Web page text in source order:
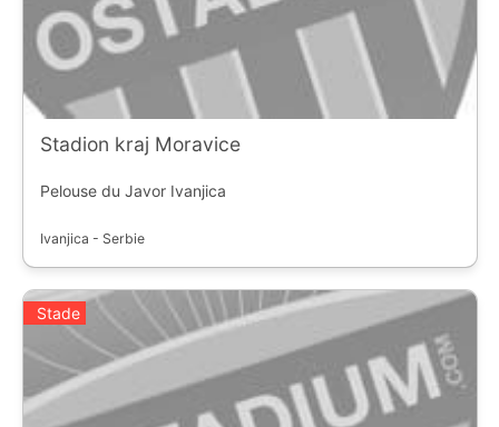
Stadion kraj Moravice
Pelouse du Javor Ivanjica
Ivanjica - Serbie
Stade